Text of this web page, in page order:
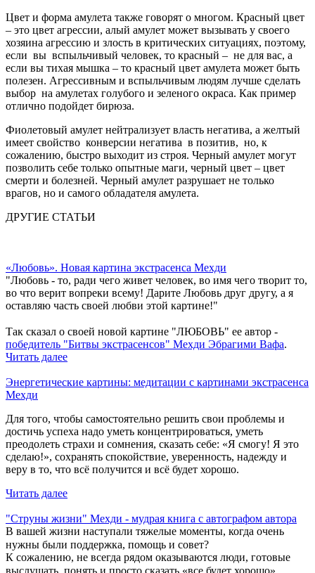
Цвет и форма амулета также говорят о многом. Красный цвет
– это цвет агрессии, алый амулет может вызывать у своего
хозяина агрессию и злость в критических ситуациях, поэтому,
если вы вспыльчивый человек, то красный – не для вас, а
если вы тихая мышка – то красный цвет амулета может быть
полезен. Агрессивным и вспыльчивым людям лучше сделать
выбор на амулетах голубого и зеленого окраса. Как пример
отлично подойдет бирюза.
Фиолетовый амулет нейтрализует власть негатива, а желтый
имеет свойство конверсии негатива в позитив, но, к
сожалению, быстро выходит из строя. Черный амулет могут
позволить себе только опытные маги, черный цвет – цвет
смерти и болезней. Черный амулет разрушает не только
врагов, но и самого обладателя амулета.
ДРУГИЕ СТАТЬИ
«Любовь». Новая картина экстрасенса Мехди
"Любовь - то, ради чего живет человек, во имя чего творит то,
во что верит вопреки всему! Дарите Любовь друг другу, а я
оставляю часть своей любви этой картине!"
Так сказал о своей новой картине "ЛЮБОВЬ" ее автор -
победитель "Битвы экстрасенсов" Мехди Эбрагими Вафа.
Читать далее
Энергетические картины: медитации с картинами экстрасенса
Мехди
Для того, чтобы самостоятельно решить свои проблемы и
достичь успеха надо уметь концентрироваться, уметь
преодолеть страхи и сомнения, сказать себе: «Я смогу! Я это
сделаю!», сохранять спокойствие, уверенность, надежду и
веру в то, что всё получится и всё будет хорошо.
Читать далее
"Струны жизни" Мехди - мудрая книга с автографом автора
В вашей жизни наступали тяжелые моменты, когда очень
нужны были поддержка, помощь и совет? ⠀
К сожалению, не всегда рядом оказываются люди, готовые
выслушать, понять и просто сказать «все будет хорошо». ⠀